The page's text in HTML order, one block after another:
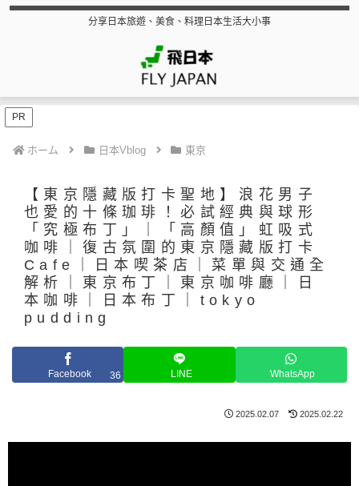
分享日本旅遊、美食、料理日本生活大小事
PR
ホーム 日本Vblog 東京
【東京隱藏版打卡聖地】浪花男子
也愛的十條珈琲！必試經典與球形
「究極布丁」｜「高顏值」虹吸式
咖啡｜復古氛圍的東京隱藏版打卡
Cafe｜日本喫茶店｜菜單與交通全
解析｜東京布丁｜東京咖啡廳｜日
本咖啡｜日本布丁｜tokyo
pudding
Facebook 36 LINE WhatsApp
2025.02.07 2025.02.22